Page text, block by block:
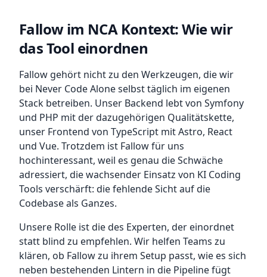
Fallow im NCA Kontext: Wie wir
das Tool einordnen
Fallow gehört nicht zu den Werkzeugen, die wir
bei Never Code Alone selbst täglich im eigenen
Stack betreiben. Unser Backend lebt von Symfony
und PHP mit der dazugehörigen Qualitätskette,
unser Frontend von TypeScript mit Astro, React
und Vue. Trotzdem ist Fallow für uns
hochinteressant, weil es genau die Schwäche
adressiert, die wachsender Einsatz von KI Coding
Tools verschärft: die fehlende Sicht auf die
Codebase als Ganzes.
Unsere Rolle ist die des Experten, der einordnet
statt blind zu empfehlen. Wir helfen Teams zu
klären, ob Fallow zu ihrem Setup passt, wie es sich
neben bestehenden Lintern in die Pipeline fügt